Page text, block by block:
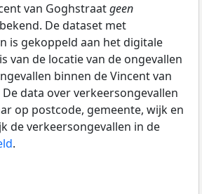
van Goghstraatgeen
bekend. De dataset met
is gekoppeld aan het digitale
van de locatie van de ongevallen
binnen de Vincent van
data over verkeersongevallen
op postcode, gemeente, wijk en
de verkeersongevallen in de
.